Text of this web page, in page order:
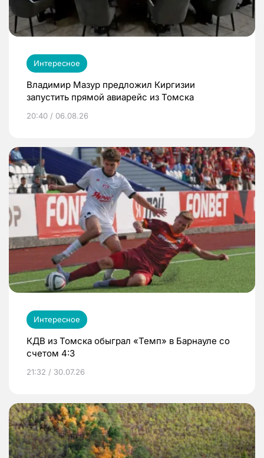
Интересное
Владимир Мазур предложил Киргизии
запустить прямой авиарейс из Томска
20:40 / 06.08.26
Интересное
КДВ из Томска обыграл «Темп» в Барнауле со
счетом 4:3
21:32 / 30.07.26